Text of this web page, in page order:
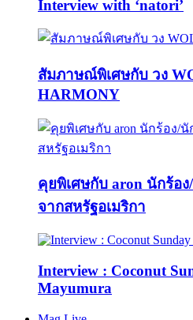
Interview with ‘natori’
สัมภาษณ์พิเศษกับ วง
HARMONY
คุยพิเศษกับ aron นักร้อง
จากสหรัฐอเมริกา
Interview : Coconut
Mayumura